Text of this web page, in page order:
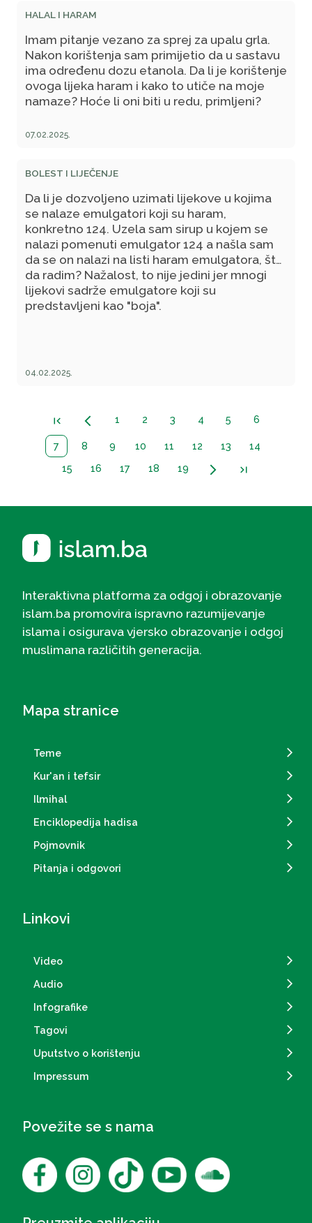
HALAL I HARAM
Imam pitanje vezano za sprej za upalu grla.
Nakon korištenja sam primijetio da u sastavu
ima određenu dozu etanola. Da li je korištenje
ovoga lijeka haram i kako to utiče na moje
namaze? Hoće li oni biti u redu, primljeni?
07.02.2025.
BOLEST I LIJEČENJE
Da li je dozvoljeno uzimati lijekove u kojima
se nalaze emulgatori koji su haram,
konkretno 124. Uzela sam sirup u kojem se
nalazi pomenuti emulgator 124 a našla sam
da se on nalazi na listi haram emulgatora, šta
da radim? Nažalost, to nije jedini jer mnogi
lijekovi sadrže emulgatore koji su
predstavljeni kao "boja".
04.02.2025.
first_page arrow_back_ios_new 1 2 3 4 5 6
7 8 9 10 11 12 13
14
15
16 17 18 19 arrow_forward_ios last_page
Interaktivna platforma za odgoj i obrazovanje
islam.ba promovira ispravno razumijevanje
islama i osigurava vjersko obrazovanje i odgoj
muslimana različitih generacija.
Mapa stranice
Teme
Kur'an i tefsir
Ilmihal
Enciklopedija hadisa
Pojmovnik
Pitanja i odgovori
Linkovi
Video
Audio
Infografike
Tagovi
Uputstvo o korištenju
Impressum
Povežite se s nama